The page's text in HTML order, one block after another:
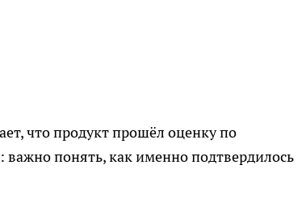
что продукт прошёл оценку по
понять, как именно подтвердилось